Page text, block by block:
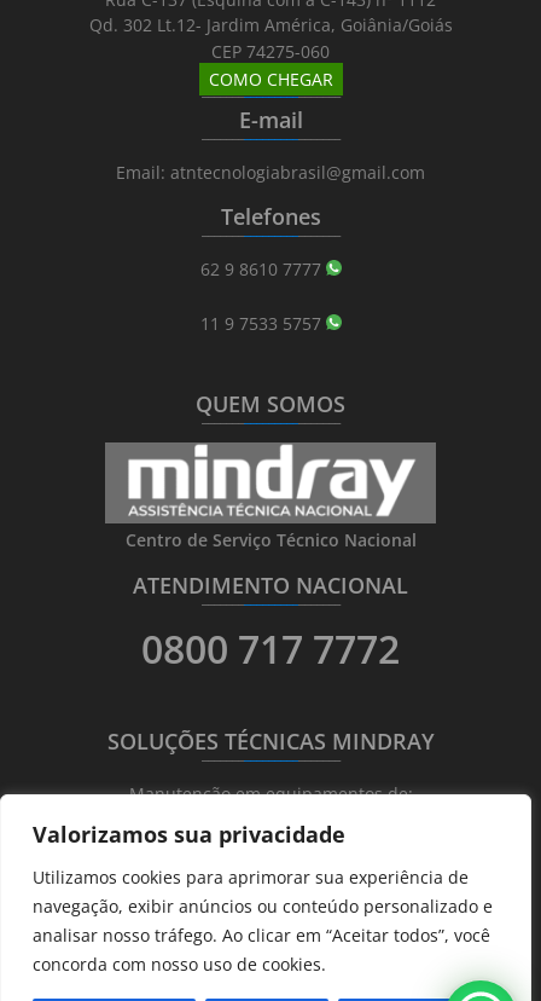
Valorizamos sua privacidade
Utilizamos cookies para aprimorar sua experiência de
navegação, exibir anúncios ou conteúdo personalizado e
analisar nosso tráfego. Ao clicar em “Aceitar todos”, você
concorda com nosso uso de cookies.
Qd. 302 Lt.12- Jardim América, Goiânia/Goiás
CEP 74275-060
COMO CHEGAR
_______________________
E-mail
_______________________
Email: atntecnologiabrasil@gmail.com
Telefones
_______________________
62 9 8610 7777
11 9 7533 5757
QUEM SOMOS
_______________________
Centro de Serviço Técnico Nacional
ATENDIMENTO NACIONAL
_______________________
0800 717 7772
SOLUÇÕES TÉCNICAS MINDRAY
_______________________
Manutenção em equipamentos de:
Ultrassonografia
Ecocardiografia
Transdutores
Hematológicos